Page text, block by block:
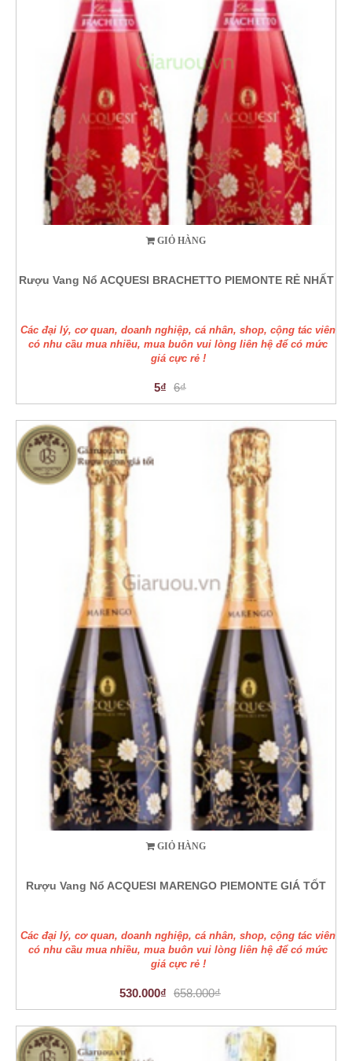
GIỎ HÀNG
Rượu Vang Nổ ACQUESI BRACHETTO PIEMONTE RẺ NHẤT
Các đại lý, cơ quan, doanh nghiệp, cá nhân, shop, cộng tác viên
có nhu cầu mua nhiều, mua buôn vui lòng liên hệ để có mức
giá cực rẻ !
5₫ 6₫
GIỎ HÀNG
Rượu Vang Nổ ACQUESI MARENGO PIEMONTE GIÁ TỐT
Các đại lý, cơ quan, doanh nghiệp, cá nhân, shop, cộng tác viên
có nhu cầu mua nhiều, mua buôn vui lòng liên hệ để có mức
giá cực rẻ !
530.000₫ 658.000₫